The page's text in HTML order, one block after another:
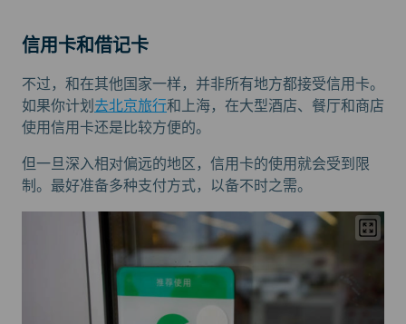
信用卡和借记卡
不过，和在其他国家一样，并非所有地方都接受信用卡。
如果你计划 去北京旅行和上海，在大型酒店、餐厅和商店
使用信用卡还是比较方便的。
但一旦深入相对偏远的地区，信用卡的使用就会受到限
制。最好准备多种支付方式，以备不时之需。